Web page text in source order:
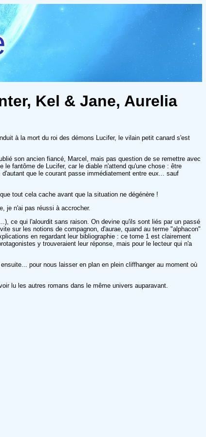
Kel & Jane, Aurelia
à la mort du roi des démons Lucifer, le vilain petit canard s'est
son ancien fiancé, Marcel, mais pas question de se remettre avec
fantôme de Lucifer, car le diable n'attend qu'une chose : être
que le courant passe immédiatement entre eux... sauf
tout cela cache avant que la situation ne dégénère !
je n'ai pas réussi à accrocher.
ce qui l'alourdit sans raison. On devine qu'ils sont liés par un passé
sur les notions de compagnon, d'aurae, quand au terme "alphacon"
en regardant leur bibliographie : ce tome 1 est clairement
y trouveraient leur réponse, mais pour le lecteur qui n'a
pour nous laisser en plan en plein cliffhanger au moment où
lu les autres romans dans le même univers auparavant.